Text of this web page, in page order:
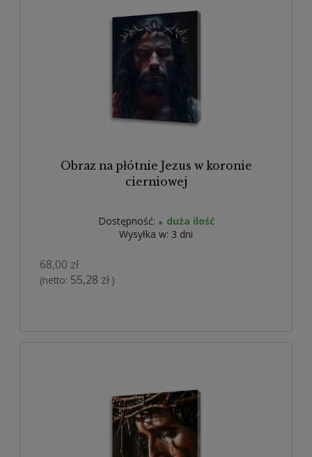
Obraz na płótnie Jezus w koronie
cierniowej
Dostępność:
duża ilość
Wysyłka w: 3 dni
68,00 zł
(netto: 55,28 zł )